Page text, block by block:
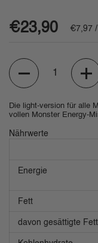
Regulärer
€23,90 €7,97 / l
Anzahl
Die light-version für alle
vollen Monster Energy-
Nährwerte
Energie
Fett
davon gesättigte